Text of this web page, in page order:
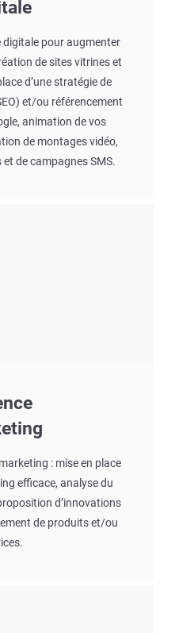
digitale pour augmenter
de sites vitrines et
d’une stratégie de
et/ou référencement
animation de vos
de montages vidéo,
de campagnes SMS.
: mise en place
efficace, analyse du
d’innovations
de produits et/ou